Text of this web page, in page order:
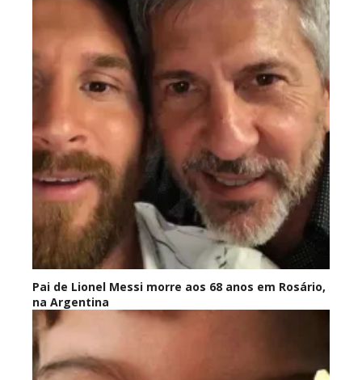
Pai de Lionel Messi morre aos 68 anos em Rosário,
na Argentina